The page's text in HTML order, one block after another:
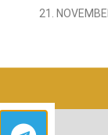
21.